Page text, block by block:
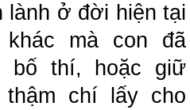
lành ở đời hiện tại
mà con đã
bố thí, hoặc giữ
chí lấy cho